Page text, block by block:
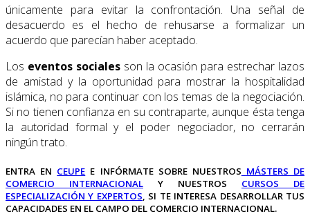
únicamente para evitar la confrontación. Una señal de
desacuerdo es el hecho de rehusarse a formalizar un
acuerdo que parecían haber aceptado.
Los eventos sociales son la ocasión para estrechar lazos
de amistad y la oportunidad para mostrar la hospitalidad
islámica, no para continuar con los temas de la negociación.
Si no tienen confianza en su contraparte, aunque ésta tenga
la autoridad formal y el poder negociador, no cerrarán
ningún trato.
ENTRA EN CEUPE E INFÓRMATE SOBRE NUESTROS MÁSTERS DE
COMERCIO INTERNACIONAL Y NUESTROS CURSOS DE
ESPECIALIZACIÓN Y EXPERTOS, SI TE INTERESA DESARROLLAR TUS
CAPACIDADES EN EL CAMPO DEL COMERCIO INTERNACIONAL.